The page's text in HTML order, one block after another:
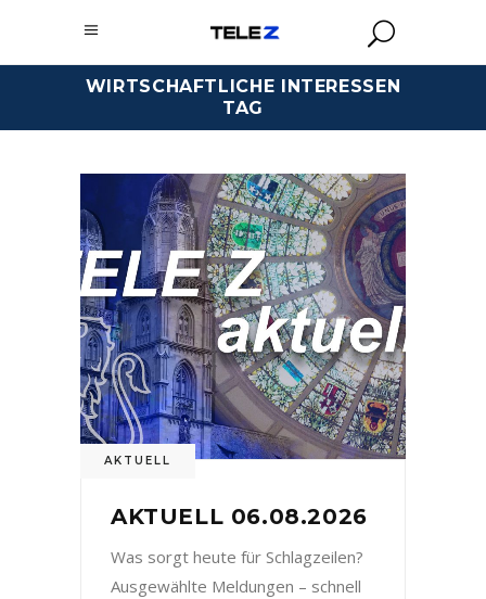
WIRTSCHAFTLICHE INTERESSEN
TAG
AKTUELL
AKTUELL 06.08.2026
Was sorgt heute für Schlagzeilen?
Ausgewählte Meldungen – schnell